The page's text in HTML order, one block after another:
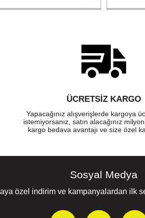
ÜCRETSIZ KARGO
Yapacağınız alışverişlerde kargoya
istemiyorsanız, satın alacağınız
kargo bedava avantajı ve size özel
Sosyal Medya
özel indirim ve kampanyalardan ilk